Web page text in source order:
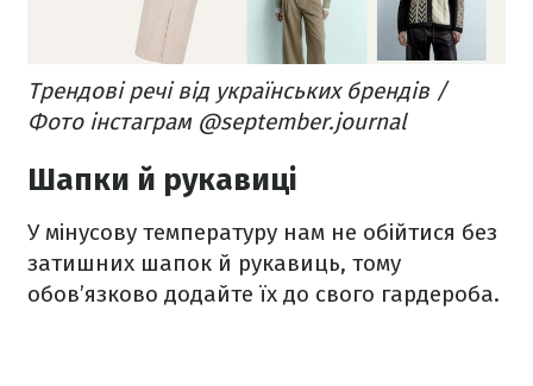
Трендові речі від українських брендів /
Фото інстаграм @september.journal
Шапки й рукавиці
У мінусову температуру нам не обійтися без
затишних шапок й рукавиць, тому
обов’язково додайте їх до свого гардероба.